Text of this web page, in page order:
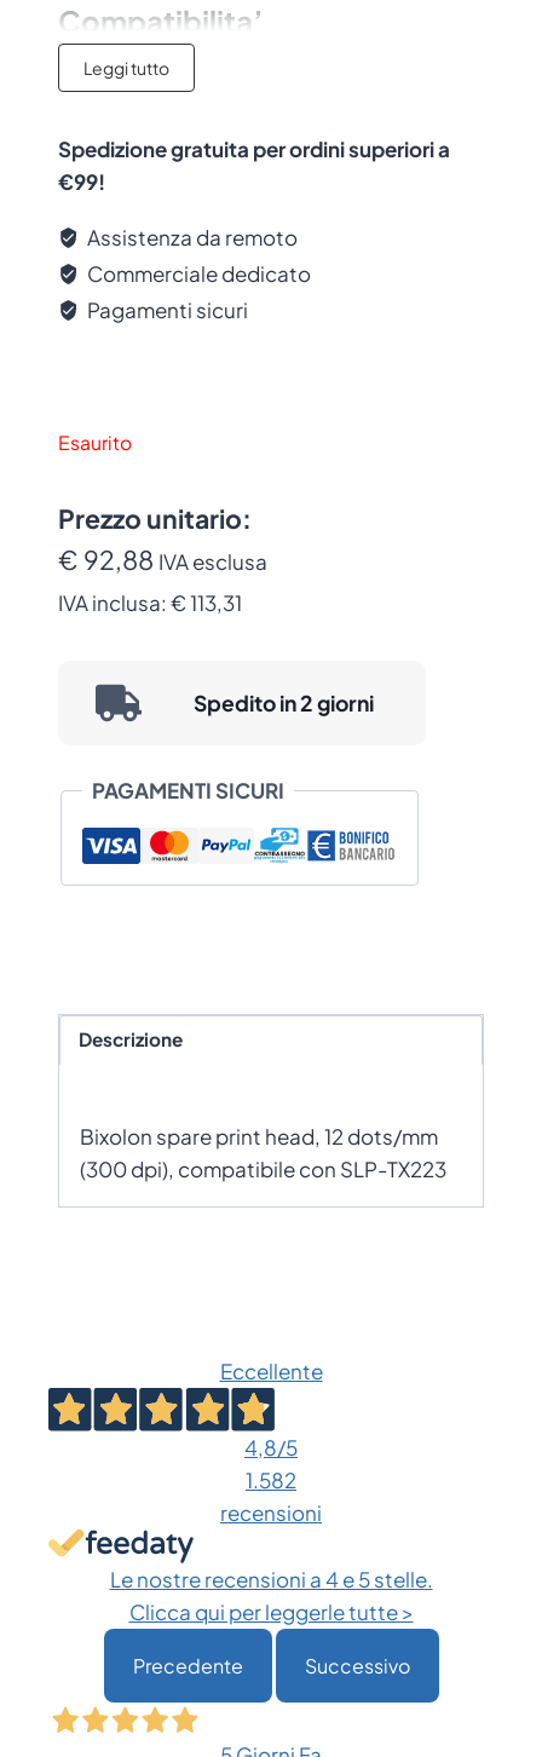
Compatibilita’
Questa testina e’ compatibile con i
Progettata per integrarsi perfettamente
con le stampanti Bixolon, garantendo
risultati di stampa professionali.
Applicazioni Consigliate
La sostituzione periodica della testina di
produzione
Leggi tutto
Spedizione gratuita per ordini superiori a
€99!
Assistenza da remoto
Commerciale dedicato
Pagamenti sicuri
Esaurito
Prezzo unitario:
€ 92,88 IVA esclusa
IVA inclusa: € 113,31
Spedito in 2 giorni
PAGAMENTI SICURI
Descrizione
Bixolon spare print head, 12 dots/mm
(300 dpi), compatibile con SLP-TX223
Eccellente
4,8/5
1.582
recensioni
Le nostre recensioni a 4 e 5 stelle.
Clicca qui per leggerle tutte >
Precedente Successivo